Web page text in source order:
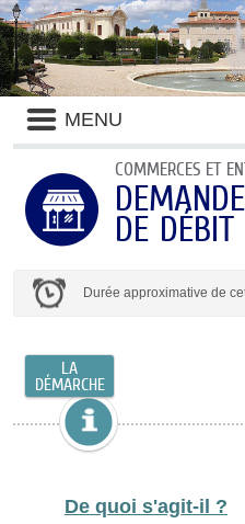
MENU
COMMERCES ET
DE
Durée approximative de
LA
DÉMARCHE